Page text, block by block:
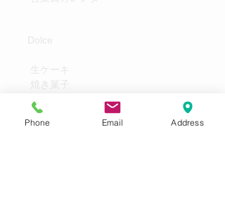
Dolce
生ケーキ
焼き菓子
Pane
その他
Phone Email Address